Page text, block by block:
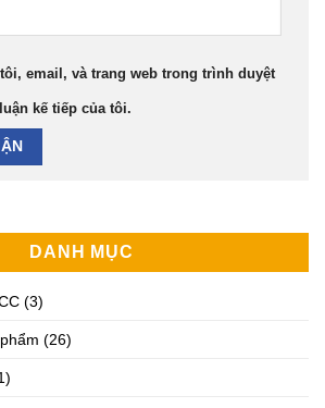
email, và trang web trong trình duyệt
kế tiếp của tôi.
DANH MỤC
(3)
(26)